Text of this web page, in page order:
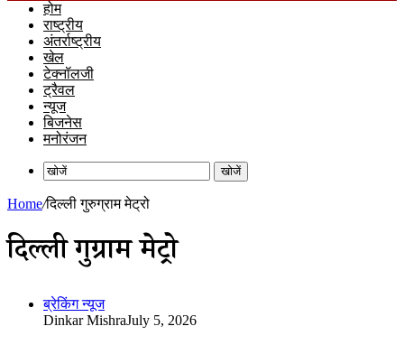
होम
राष्ट्रीय
अंतर्राष्ट्रीय
खेल
टेक्नॉलजी
ट्रैवल
न्यूज
बिजनेस
मनोरंजन
खोजें
Home/दिल्ली गुरुग्राम मेट्रो
दिल्ली गुरुग्राम मेट्रो
ब्रेकिंग न्यूज
Dinkar MishraJuly 5, 2026